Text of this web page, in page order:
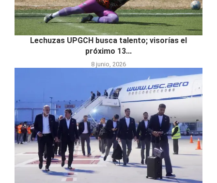
Lechuzas UPGCH busca talento; visorías el
próximo 13...
8 junio, 2026